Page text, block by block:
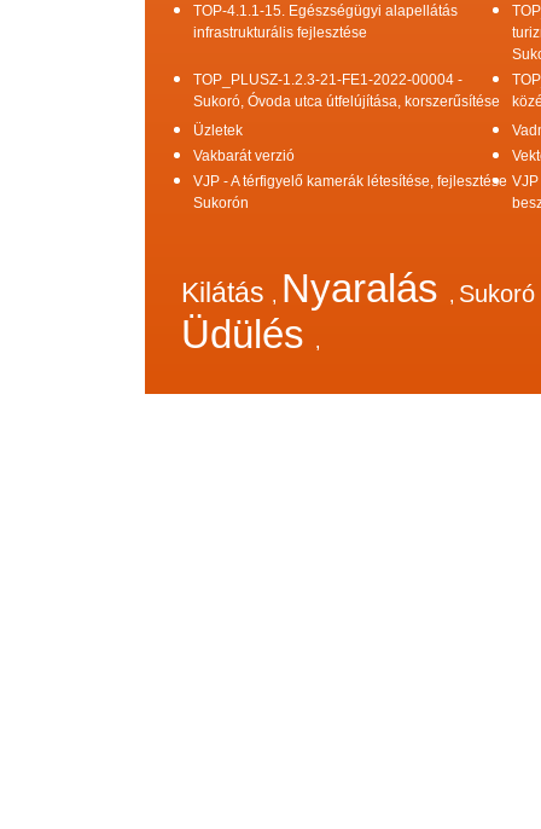
TOP-4.1.1-15. Egészségügyi alapellátás
infrastrukturális fejlesztése
TOP_PLUSZ-1.2.3-21-FE1-2022-00004 -
Sukoró, Óvoda utca útfelújítása, korszerűsítése
Üzletek
Vakbarát verzió
VJP - A térfigyelő kamerák létesítése, fejlesztése
Sukorón
Kilátás , Nyaralás , Sukoró
Üdülés ,